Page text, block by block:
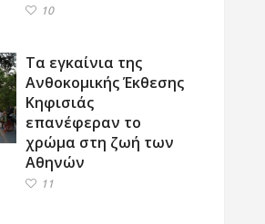
10
Τα εγκαίνια της
Ανθοκομικής Έκθεσης
Κηφισιάς
επανέφεραν το
χρώμα στη ζωή των
Αθηνών
11